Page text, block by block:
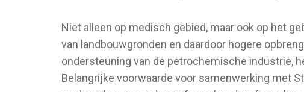
Niet alleen op medisch gebied, maar ook op het
van landbouwgronden en daardoor hogere
ondersteuning van de petrochemische industrie,
Belangrijke voorwaarde voor samenwerking met